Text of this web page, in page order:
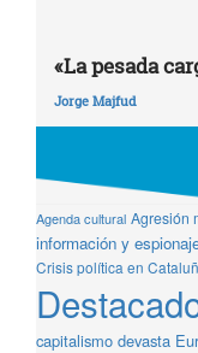
«La pesada
Jorge Majfud
Agenda cultural Agresión
información y
Crisis política en
capitalismo devasta